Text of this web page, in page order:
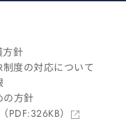
方針
制度の対応について
の方針
（PDF:326KB）